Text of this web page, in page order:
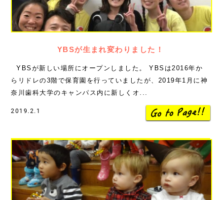
YBSが生まれ変わりました！
YBSが新しい場所にオープンしました。 YBSは2016年か
らリドレの3階で保育園を行っていましたが、2019年1月に神
奈川歯科大学のキャンパス内に新しくオ...
2019.2.1